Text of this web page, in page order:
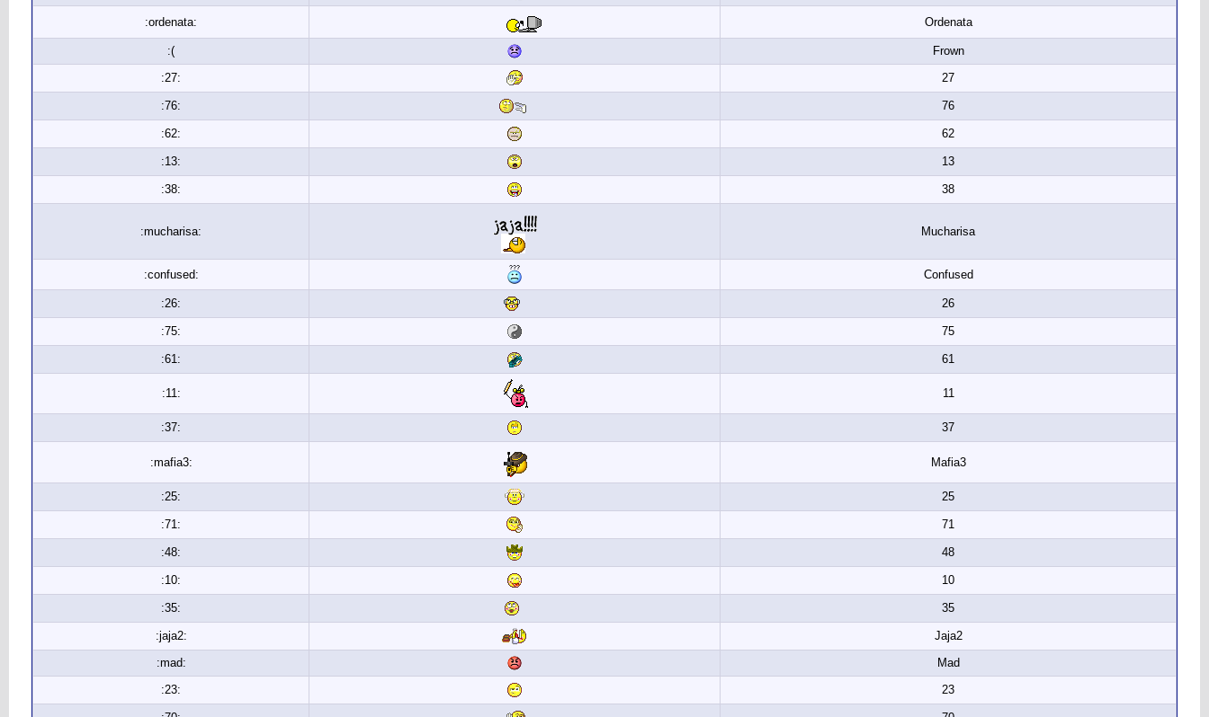
:ordenata: Ordenata
:(
Frown
:27:
27
:76: 76
:62: 62
:13: 13
:38: 38
:mucharisa: Mucharisa
:confused: Confused
:26: 26
:75: 75
:61: 61
:11: 11
:37: 37
:mafia3: Mafia3
:25: 25
:71: 71
:48: 48
:10: 10
:35: 35
:jaja2:
Jaja2
:mad:
Mad
:23:
23